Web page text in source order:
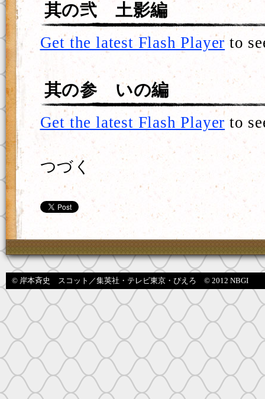
其の弐 土影編
Get the latest Flash Player to
其の参 いの編
Get the latest Flash Player to
つづく
© 岸本斉史 スコット／集英社・テレビ東京・ぴえろ © 2012 NBGI